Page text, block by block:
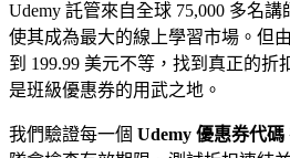
Udemy 託管來自全球 75,000 多名講
使其成為最大的線上學習市場。但
到 199.99 美元不等，找到真正的折
是班級優惠券的用武之地。
我們驗證每一個 Udemy 優惠券代碼